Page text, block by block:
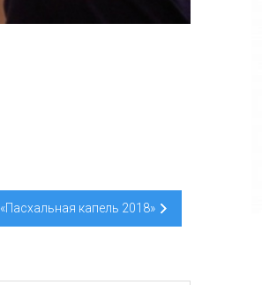
«Пасхальная капель 2018»